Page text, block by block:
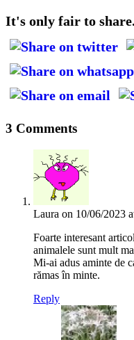
It's only fair to
3 Comments
Laura on 10/06/2023
Foarte interesant
animalele sunt mult
Mi-ai adus aminte de
rămas în minte.
Reply